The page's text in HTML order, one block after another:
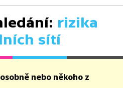
rizika
sítí
nebo někoho z